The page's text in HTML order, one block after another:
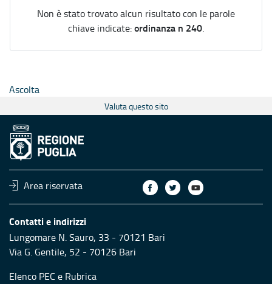
Non è stato trovato alcun risultato con le parole
chiave indicate:ordinanza n 240.
Ascolta
Valuta questo sito
Area riservata
Contatti e indirizzi
Lungomare N. Sauro, 33 - 70121 Bari
Via G. Gentile, 52 - 70126 Bari
Elenco PEC e Rubrica